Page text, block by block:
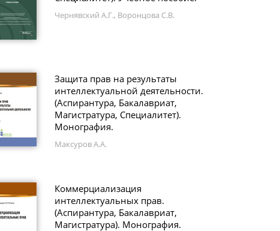
Чернявский А.Г., Воронцова С.В.
Защита прав на результаты
интеллектуальной деятельности.
(Аспирантура, Бакалавриат,
Магистратура, Специалитет).
Монография.
Максуров А.А.
Коммерциализация
интеллектуальных прав.
(Аспирантура, Бакалавриат,
Магистратура). Монография.